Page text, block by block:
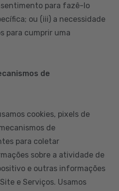
para fazê-lo
ou (iii) a necessidade
para cumprir uma
de
cookies, pixels de
de
para coletar
sobre a atividade de
e outras informações
e Serviços. Usamos